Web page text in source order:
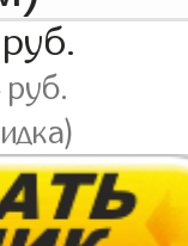
руб.
руб.